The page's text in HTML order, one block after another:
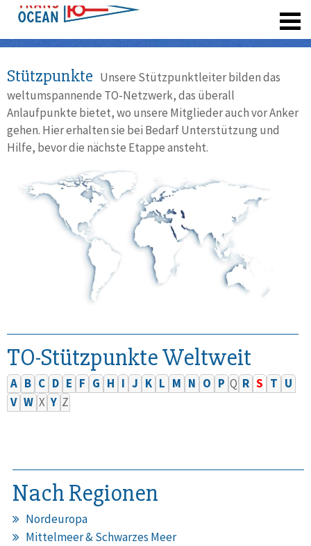
Stützpunkte Unsere Stützpunktleiter bilden das
weltumspannende TO-Netzwerk, das überall
Anlaufpunkte bietet, wo unsere Mitglieder auch vor Anker
gehen. Hier erhalten sie bei Bedarf Unterstützung und
Hilfe, bevor die nächste Etappe ansteht.
TO-Stützpunkte Weltweit
A B C D E F G H I J K L M N O P Q R S T U
V W X Y Z
Nach Regionen
Nordeuropa
Mittelmeer & Schwarzes Meer